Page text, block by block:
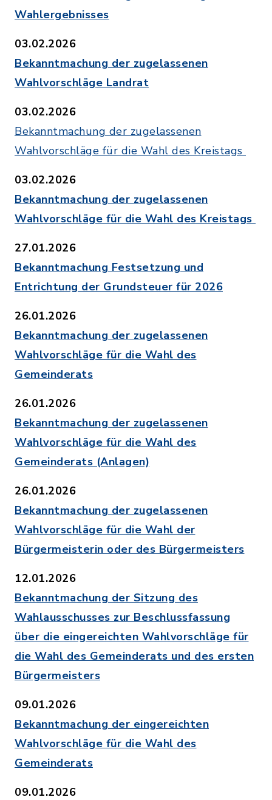
Wahlergebnisses
03.02.2026
Bekanntmachung der zugelassenen
Wahlvorschläge Landrat
03.02.2026
Bekanntmachung der zugelassenen
Wahlvorschläge für die Wahl des Kreistags
03.02.2026
Bekanntmachung der zugelassenen
Wahlvorschläge für die Wahl des Kreistags
27.01.2026
Bekanntmachung Festsetzung und
Entrichtung der Grundsteuer für 2026
26.01.2026
Bekanntmachung der zugelassenen
Wahlvorschläge für die Wahl des
Gemeinderats
26.01.2026
Bekanntmachung der zugelassenen
Wahlvorschläge für die Wahl des
Gemeinderats (Anlagen)
26.01.2026
Bekanntmachung der zugelassenen
Wahlvorschläge für die Wahl der
Bürgermeisterin oder des Bürgermeisters
12.01.2026
Bekanntmachung der Sitzung des
Wahlausschusses zur Beschlussfassung
über die eingereichten Wahlvorschläge für
die Wahl des Gemeinderats und des ersten
Bürgermeisters
09.01.2026
Bekanntmachung der eingereichten
Wahlvorschläge für die Wahl des
Gemeinderats
09.01.2026